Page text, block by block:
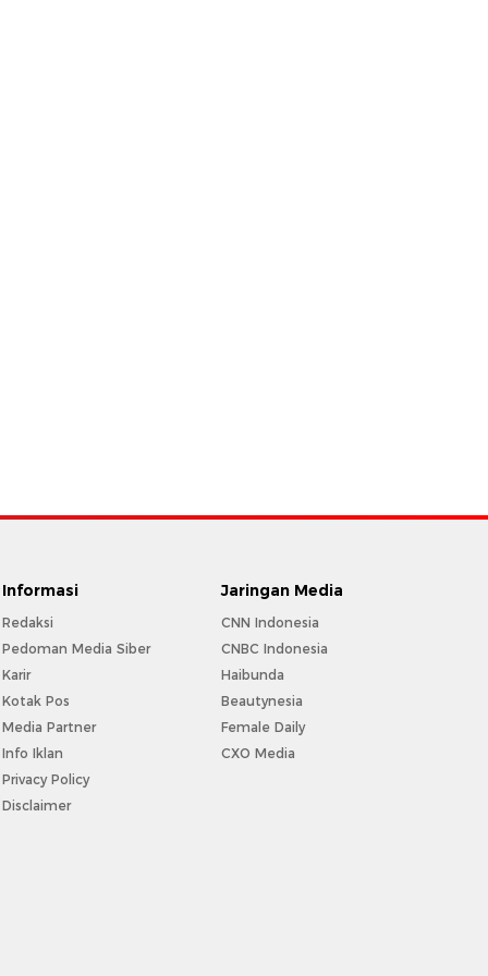
Informasi
Redaksi
Pedoman Media Siber
Karir
Kotak Pos
Media Partner
Info Iklan
Privacy Policy
Disclaimer
Jaringan Media
CNN Indonesia
CNBC Indonesia
Haibunda
Beautynesia
Female Daily
CXO Media